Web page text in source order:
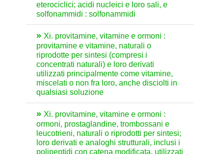
eterociclici; acidi nucleici e loro sali, e
solfonammidi : solfonammidi
Xi. provitamine, vitamine e ormoni :
provitamine e vitamine, naturali o
riprodotte per sintesi (compresi i
concentrati naturali) e loro derivati
utilizzati principalmente come vitamine,
miscelati o non fra loro, anche disciolti in
qualsiasi soluzione
Xi. provitamine, vitamine e ormoni :
ormoni, prostaglandine, trombossani e
leucotrieni, naturali o riprodotti per sintesi;
loro derivati e analoghi strutturali, inclusi i
polipeptidi con catena modificata, utilizzati